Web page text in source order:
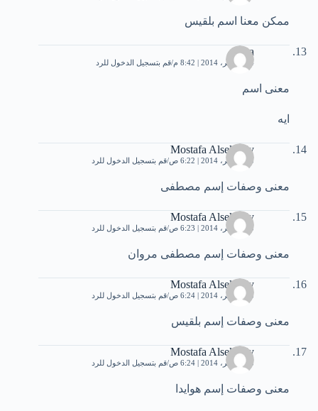
ممكن معنا اسم بلقيس
aya
14 نوفمبر، 2014 | 8:42 م قم بتسجيل الدخول للرد
معنى اسم
ايه
Mostafa Alsekhaly
15 نوفمبر، 2014 | 6:22 ص قم بتسجيل الدخول للرد
معنى وصفات إسم مصطفى
Mostafa Alsekhaly
15 نوفمبر، 2014 | 6:23 ص قم بتسجيل الدخول للرد
معنى وصفات إسم مصطفى مروان
Mostafa Alsekhaly
15 نوفمبر، 2014 | 6:24 ص قم بتسجيل الدخول للرد
معنى وصفات إسم بلقيس
Mostafa Alsekhaly
15 نوفمبر، 2014 | 6:24 ص قم بتسجيل الدخول للرد
معنى وصفات إسم هوايدا